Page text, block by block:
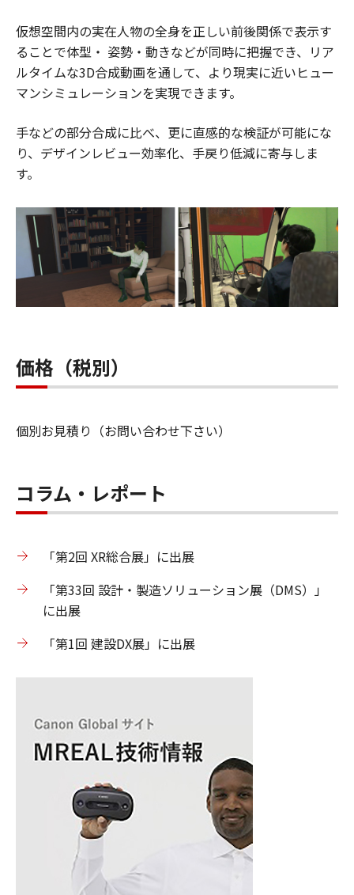
仮想空間内の実在人物の全身を正しい前後関係で表示す
ることで体型・ 姿勢・動きなどが同時に把握でき、リア
ルタイムな3D合成動画を通して、より現実に近いヒュー
マンシミュレーションを実現できます。
手などの部分合成に比べ、更に直感的な検証が可能にな
り、デザインレビュー効率化、手戻り低減に寄与しま
す。
価格（税別）
個別お見積り（お問い合わせ下さい）
コラム・レポート
「第2回 XR総合展」に出展
「第33回 設計・製造ソリューション展（DMS）」
に出展
「第1回 建設DX展」に出展